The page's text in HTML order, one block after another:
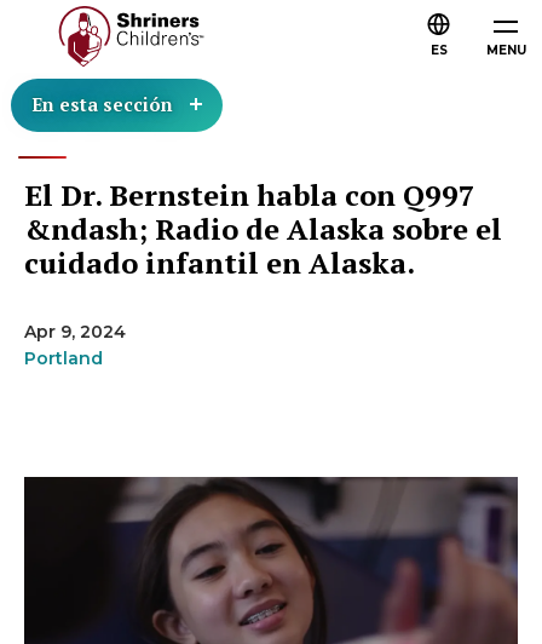
MENU
ES
En esta sección
El Dr. Bernstein habla con Q997
&ndash; Radio de Alaska sobre el
cuidado infantil en Alaska.
Apr 9, 2024
Portland